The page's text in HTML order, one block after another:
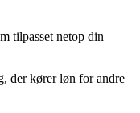
tilpasset netop din
der kører løn for andre